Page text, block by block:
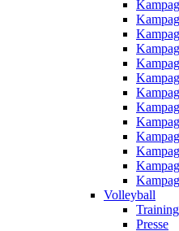
Volleyball
Presse